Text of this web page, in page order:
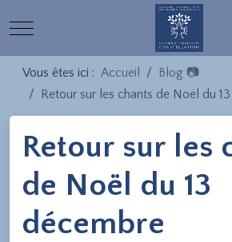
Mobile Menu Toggle
Vous êtes ici : Accueil
Blog 📷
Retour sur les chants de Noël du
Retour sur les
de Noël du 13
décembre